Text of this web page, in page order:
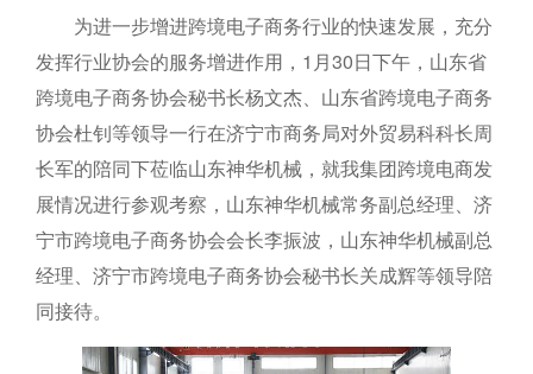
为进一步增进跨境电子商务行业的快速发展，充分
发挥行业协会的服务增进作用，1月30日下午，山东省
跨境电子商务协会秘书长杨文杰、山东省跨境电子商务
协会杜钊等领导一行在济宁市商务局对外贸易科科长周
长军的陪同下莅临山东神华机械，就我集团跨境电商发
展情况进行参观考察，山东神华机械常务副总经理、济
宁市跨境电子商务协会会长李振波，山东神华机械副总
经理、济宁市跨境电子商务协会秘书长关成辉等领导陪
同接待。